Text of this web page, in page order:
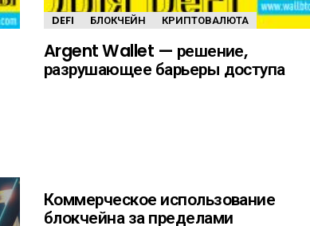
DEFI БЛОКЧЕЙН КРИПТОВАЛЮТА
Argent Wallet — решение,
разрушающее барьеры доступа
Коммерческое использование
блокчейна за пределами